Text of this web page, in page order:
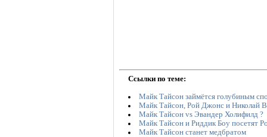
Ссылки по теме:
Майк Тайсон займётся голубиным
Майк Тайсон, Рой Джонс и Николай
Майк Тайсон vs Эвандер Холифилд ?
Майк Тайсон и Риддик Боу посетят
Майк Тайсон станет медбратом